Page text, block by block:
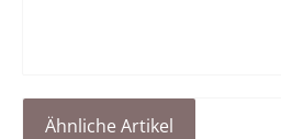
Ähnliche Artikel